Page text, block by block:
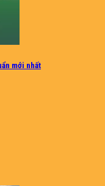
mới nhất